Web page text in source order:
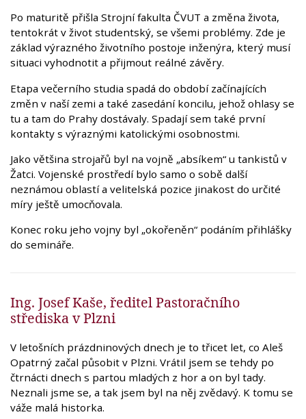
Po maturitě přišla Strojní fakulta ČVUT a změna života,
tentokrát v život studentský, se všemi problémy. Zde je
základ výrazného životního postoje inženýra, který musí
situaci vyhodnotit a přijmout reálné závěry.
Etapa večerního studia spadá do období začínajících
změn v naší zemi a také zasedání koncilu, jehož ohlasy se
tu a tam do Prahy dostávaly. Spadají sem také první
kontakty s výraznými katolickými osobnostmi.
Jako většina strojařů byl na vojně „absíkem“ u tankistů v
Žatci. Vojenské prostředí bylo samo o sobě další
neznámou oblastí a velitelská pozice jinakost do určité
míry ještě umocňovala.
Konec roku jeho vojny byl „okořeněn“ podáním přihlášky
do semináře.
Ing. Josef Kaše, ředitel Pastoračního
střediska v Plzni
V letošních prázdninových dnech je to třicet let, co Aleš
Opatrný začal působit v Plzni. Vrátil jsem se tehdy po
čtrnácti dnech s partou mladých z hor a on byl tady.
Neznali jsme se, a tak jsem byl na něj zvědavý. K tomu se
váže malá historka.